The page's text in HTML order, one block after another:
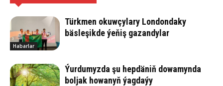
Habarlar
Türkmen okuwçylary Londondaky
bäsleşikde ýeňiş gazandylar
Ýurdumyzda şu hepdäniň dowamynda
boljak howanyň ýagdaýy